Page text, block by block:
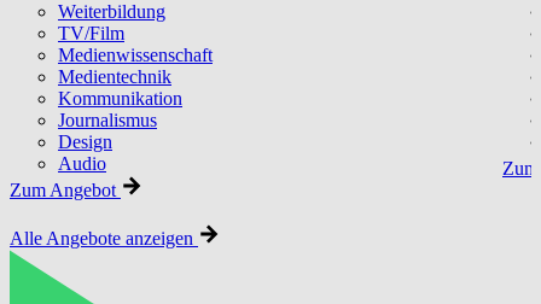
Weiterbildung
TV/Film
Medienwissenschaft
Medientechnik
Kommunikation
Journalismus
Design
Audio
Zum Angebot
Alle Angebote anzeigen